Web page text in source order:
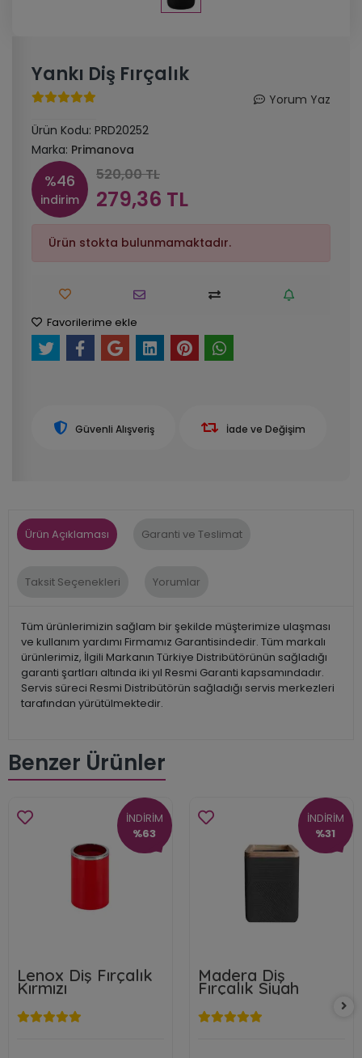
Yankı Diş Fırçalık
Yorum Yaz
Ürün Kodu: PRD20252
Marka: Primanova
%46
indirim
520,00 TL
279,36 TL
Ürün stokta bulunmamaktadır.
Favorilerime ekle
Güvenli Alışveriş İade ve Değişim
Ürün Açıklaması Garanti ve Teslimat
Taksit Seçenekleri Yorumlar
Tüm ürünlerimizin sağlam bir şekilde müşterimize ulaşması
ve kullanım yardımı Firmamız Garantisindedir. Tüm markalı
ürünlerimiz, İlgili Markanın Türkiye Distribütörünün sağladığı
garanti şartları altında iki yıl Resmi Garanti kapsamındadır.
Servis süreci Resmi Distribütörün sağladığı servis merkezleri
tarafından yürütülmektedir.
Benzer Ürünler
İNDİRİM
%63
Lenox Diş Fırçalık
Kırmızı
İNDİRİM
%31
Madera Diş
Fırçalık Siyah